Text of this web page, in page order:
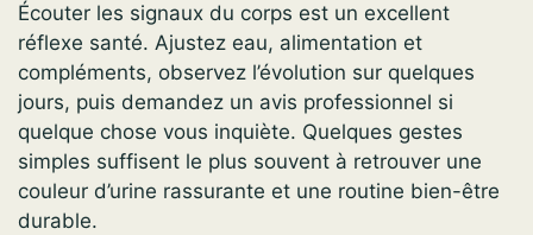
Écouter les signaux du corps est un excellent
réflexe santé. Ajustez eau, alimentation et
compléments, observez l’évolution sur quelques
jours, puis demandez un avis professionnel si
quelque chose vous inquiète. Quelques gestes
simples suffisent le plus souvent à retrouver une
couleur d’urine rassurante et une routine bien-être
durable.